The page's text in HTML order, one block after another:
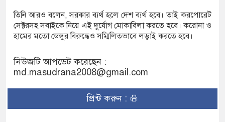
তিনি আরও বলেন, সরকার ব্যর্থ হলে দেশ ব্যর্থ হবে। তাই করপোরেট
সেক্টরসহ সবাইকে নিয়ে এই দুর্যোগ মোকাবিলা করতে হবে। করোনা ও
হামের মতো ডেঙ্গুর বিরুদ্ধেও সম্মিলিতভাবে লড়াই করতে হবে।
নিউজটি আপডেট করেছেন :
md.masudrana2008@gmail.com
প্রিন্ট করুন :